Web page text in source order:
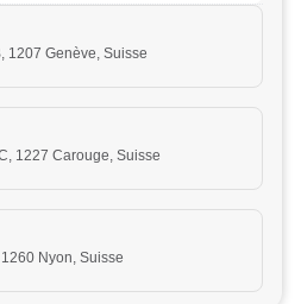
1207 Genève, Suisse
1227 Carouge, Suisse
Nyon, Suisse